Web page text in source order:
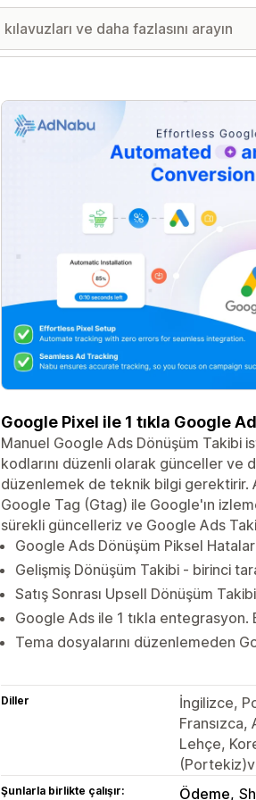
Öne çıkan görsel galerisi
Google Pixel ile 1 tıkla Google
Manuel Google Ads Dönüşüm Takibi
kodlarını düzenli olarak günceller ve
düzenlemek de teknik bilgi gerektirir.
Google Tag (Gtag) ile Google'ın
sürekli güncelleriz ve Google Ads
Google Ads Dönüşüm Piksel
Gelişmiş Dönüşüm Takibi - birinci
Satış Sonrası Upsell Dönüşüm
Google Ads ile 1 tıkla entegrasyon.
Tema dosyalarını düzenlemeden
Diller
İngilizce,
Lehçe,
Şunlarla birlikte çalışır: Ödeme